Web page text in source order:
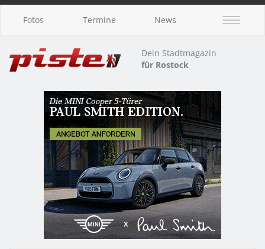
Fotos Termine News
Dein Stadtmagazin
für Rostock